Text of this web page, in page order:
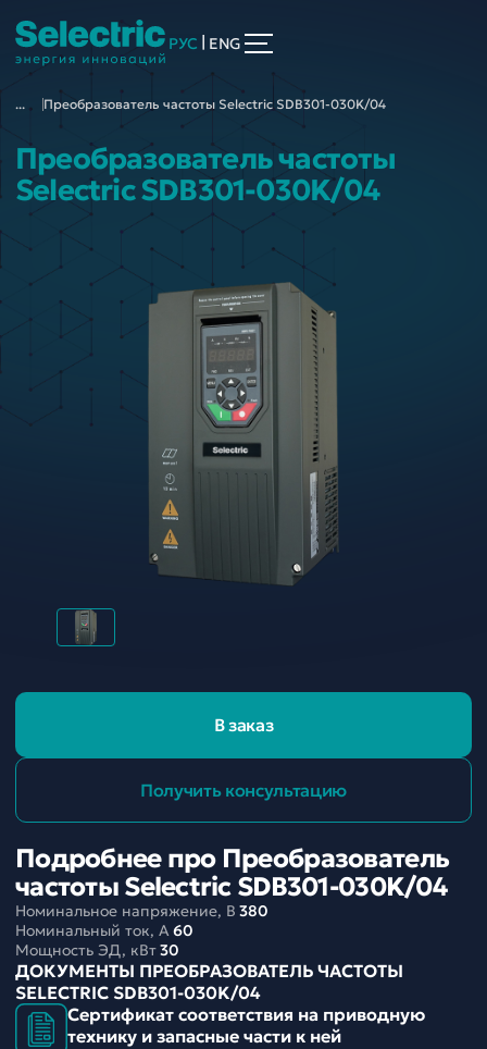
РУС ENG
... Преобразователь частоты Selectric SDB301-030K/04
Преобразователь частоты
Selectric SDB301-030K/04
В заказ
Получить консультацию
Подробнее про Преобразователь
частоты Selectric SDB301-030K/04
Номинальное напряжение, В 380
Номинальный ток, A60
Мощность ЭД, кВт30
ДОКУМЕНТЫ ПРЕОБРАЗОВАТЕЛЬ ЧАСТОТЫ
SELECTRIC SDB301-030K/04
Сертификат соответствия на приводную
технику и запасные части к ней